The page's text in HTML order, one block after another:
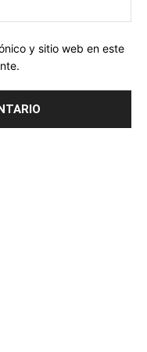
y sitio web en este